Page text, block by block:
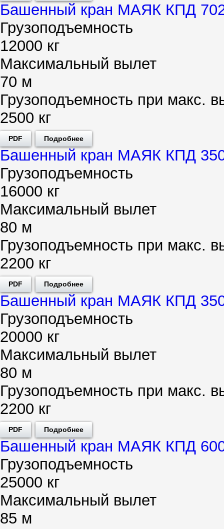
Башенный кран МАЯК КПД
Грузоподъемность
12000 кг
Максимальный вылет
70 м
Грузоподъемность при макс.
2500 кг
PDF Подробнее
Башенный кран МАЯК КПД
Грузоподъемность
16000 кг
Максимальный вылет
80 м
Грузоподъемность при макс.
2200 кг
PDF Подробнее
Башенный кран МАЯК КПД
Грузоподъемность
20000 кг
Максимальный вылет
80 м
Грузоподъемность при макс.
2200 кг
PDF Подробнее
Башенный кран МАЯК КПД
Грузоподъемность
25000 кг
Максимальный вылет
85 м